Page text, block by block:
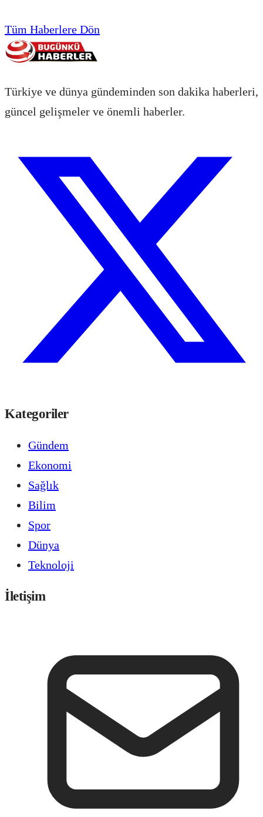
Tüm Haberlere Dön
Türkiye ve dünya gündeminden son dakika haberleri,
güncel gelişmeler ve önemli haberler.
Kategoriler
Gündem
Ekonomi
Sağlık
Bilim
Spor
Dünya
Teknoloji
İletişim